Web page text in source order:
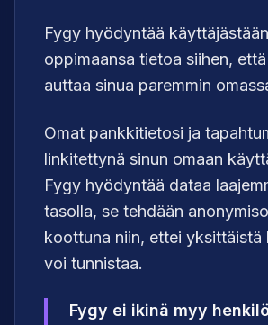
Fygy hyödyntää käyttäjästään
oppimaansa tietoa siihen,
auttaa sinua paremmin
Omat pankkitietosi ja
linkitettynä sinun omaan
Fygy hyödyntää dataa
tasolla, se tehdään
koottuna niin, ettei yksittäistä
voi tunnistaa.
Fygy ei ikinä myy